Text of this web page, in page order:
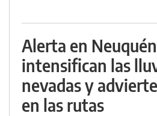
Alerta en
intensifican las
nevadas y
en las rutas